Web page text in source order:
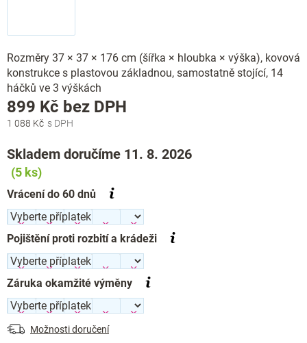
Rozměry 37 × 37 × 176 cm (šířka × hloubka × výška), kovová
konstrukce s plastovou základnou, samostatně stojící, 14
háčků ve 3 výškách
1 088 Kč
899 Kč bez DPH
Skladem doručíme 11. 8. 2026
(5 ks)
Vrácení do 60 dnů
Pojištění proti rozbití a krádeži
Záruka okamžité výměny
Možnosti doručení